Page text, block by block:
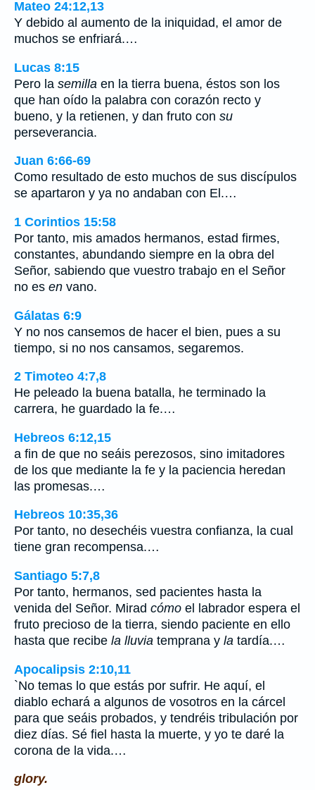
Mateo 24:12,13
Y debido al aumento de la iniquidad, el amor de
muchos se enfriará.…
Lucas 8:15
Pero la semilla en la tierra buena, éstos son los
que han oído la palabra con corazón recto y
bueno, y la retienen, y dan fruto con su
perseverancia.
Juan 6:66-69
Como resultado de esto muchos de sus discípulos
se apartaron y ya no andaban con El.…
1 Corintios 15:58
Por tanto, mis amados hermanos, estad firmes,
constantes, abundando siempre en la obra del
Señor, sabiendo que vuestro trabajo en el Señor
no es en vano.
Gálatas 6:9
Y no nos cansemos de hacer el bien, pues a su
tiempo, si no nos cansamos, segaremos.
2 Timoteo 4:7,8
He peleado la buena batalla, he terminado la
carrera, he guardado la fe.…
Hebreos 6:12,15
a fin de que no seáis perezosos, sino imitadores
de los que mediante la fe y la paciencia heredan
las promesas.…
Hebreos 10:35,36
Por tanto, no desechéis vuestra confianza, la cual
tiene gran recompensa.…
Santiago 5:7,8
Por tanto, hermanos, sed pacientes hasta la
venida del Señor. Mirad cómo el labrador espera el
fruto precioso de la tierra, siendo paciente en ello
hasta que recibe la lluvia temprana y la tardía.…
Apocalipsis 2:10,11
`No temas lo que estás por sufrir. He aquí, el
diablo echará a algunos de vosotros en la cárcel
para que seáis probados, y tendréis tribulación por
diez días. Sé fiel hasta la muerte, y yo te daré la
corona de la vida.…
glory.